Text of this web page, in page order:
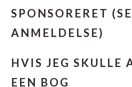
SPONSORERET
ANMELDELSE)
HVIS JEG SKULLE
EEN BOG